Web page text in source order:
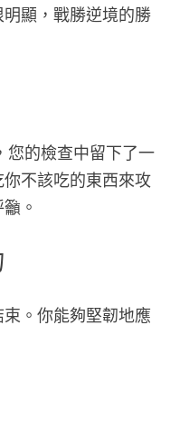
顯，戰勝逆境的勝
您的檢查中留下了一
不該吃的東西來攻
。
。你能夠堅韌地應